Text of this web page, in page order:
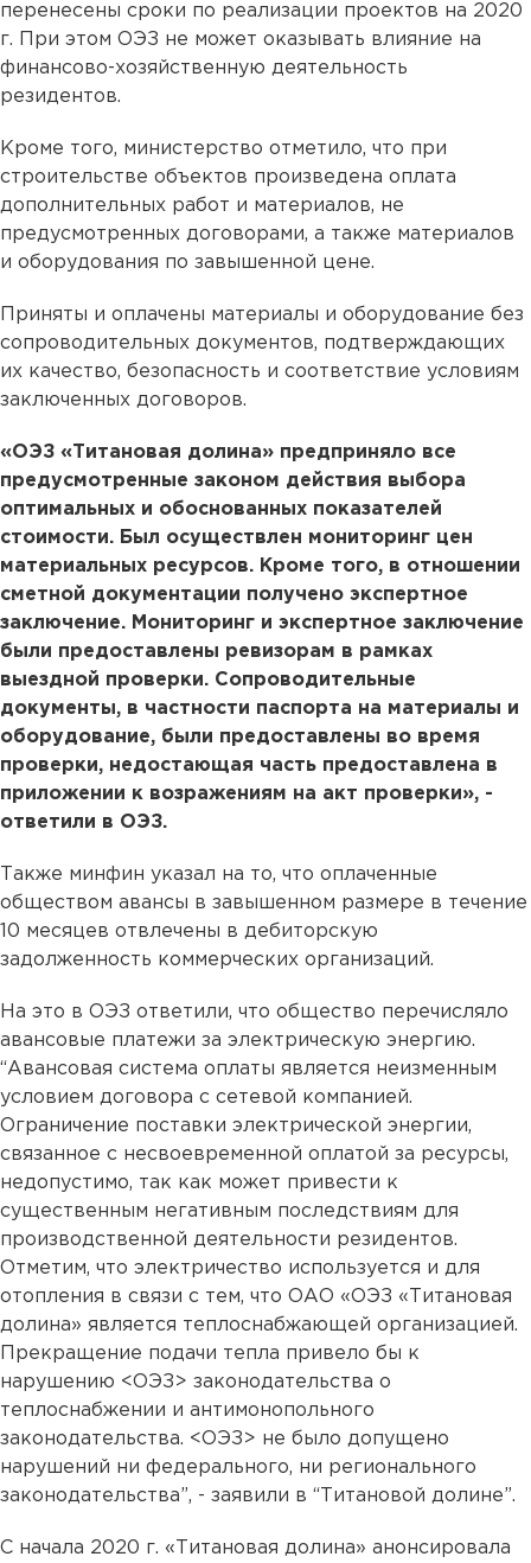
перенесены сроки по реализации проектов на 2020
г. При этом ОЭЗ не может оказывать влияние на
финансово-хозяйственную деятельность
резидентов.
Кроме того, министерство отметило, что при
строительстве объектов произведена оплата
дополнительных работ и материалов, не
предусмотренных договорами, а также материалов
и оборудования по завышенной цене.
Приняты и оплачены материалы и оборудование без
сопроводительных документов, подтверждающих
их качество, безопасность и соответствие условиям
заключенных договоров.
«ОЭЗ «Титановая долина» предприняло все
предусмотренные законом действия выбора
оптимальных и обоснованных показателей
стоимости. Был осуществлен мониторинг цен
материальных ресурсов. Кроме того, в отношении
сметной документации получено экспертное
заключение. Мониторинг и экспертное заключение
были предоставлены ревизорам в рамках
выездной проверки. Сопроводительные
документы, в частности паспорта на материалы и
оборудование, были предоставлены во время
проверки, недостающая часть предоставлена в
приложении к возражениям на акт проверки», -
ответили в ОЭЗ.
Также минфин указал на то, что оплаченные
обществом авансы в завышенном размере в течение
10 месяцев отвлечены в дебиторскую
задолженность коммерческих организаций.
На это в ОЭЗ ответили, что общество перечисляло
авансовые платежи за электрическую энергию.
“Авансовая система оплаты является неизменным
условием договора с сетевой компанией.
Ограничение поставки электрической энергии,
связанное с несвоевременной оплатой за ресурсы,
недопустимо, так как может привести к
существенным негативным последствиям для
производственной деятельности резидентов.
Отметим, что электричество используется и для
отопления в связи с тем, что ОАО «ОЭЗ «Титановая
долина» является теплоснабжающей организацией.
Прекращение подачи тепла привело бы к
нарушению <ОЭЗ> законодательства о
теплоснабжении и антимонопольного
законодательства. <ОЭЗ> не было допущено
нарушений ни федерального, ни регионального
законодательства”, - заявили в “Титановой долине”.
С начала 2020 г. «Титановая долина» анонсировала